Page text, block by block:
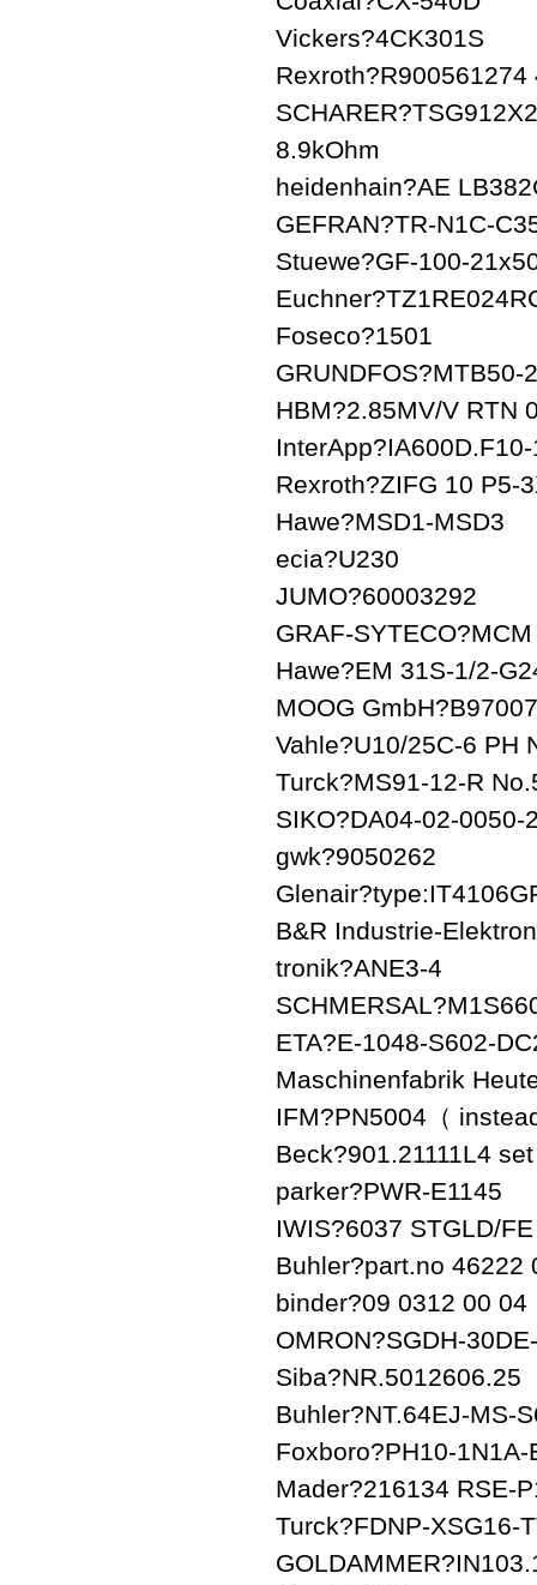
Vickers?4CK301S
8.9kOhm
heidenhain?AE
GEFRAN?TR-N1C-
Stuewe?GF-100-
Foseco?1501
HBM?2.85MV/V RTN
Rexroth?ZIFG 10 P5-
Hawe?MSD1-MSD3
ecia?U230
JUMO?60003292
GRAF-
Hawe?EM 31S-1/2-
MOOG
Vahle?U10/25C-6 PH
Turck?MS91-12-R
SIKO?DA04-02-0050-
gwk?9050262
B&R Industrie-
tronik?ANE3-4
ETA?E-1048-S602-
Maschinenfabrik
IFM?PN5004（
Beck?901.21111L4
parker?PWR-E1145
IWIS?6037 STGLD/
Buhler?part.no 46222
binder?09 0312 00 04
OMRON?SGDH-
Siba?NR.5012606.25
Buhler?NT.64EJ-MS-
Foxboro?PH10-1N1A-
Mader?216134 RSE-
Turck?FDNP-XSG16-